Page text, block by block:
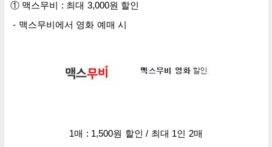
① 맥스무비 : 최대 3,000원 할인
- 맥스무비에서 영화 예매 시
1매 : 1,500원 할인 / 최대 1인 2매